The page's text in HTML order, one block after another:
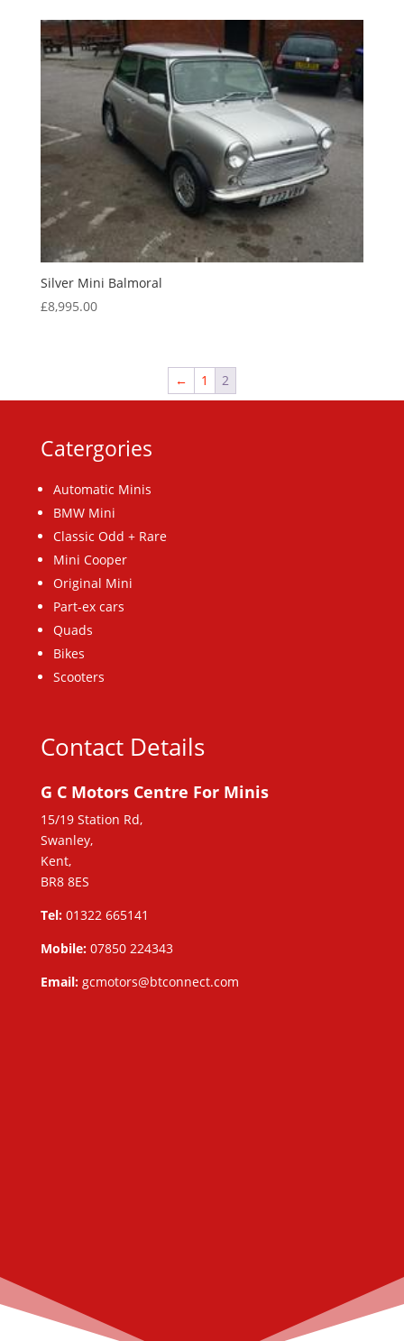
Silver Mini Balmoral
£8,995.00
← 1 2
Catergories
Automatic Minis
BMW Mini
Classic Odd + Rare
Mini Cooper
Original Mini
Part-ex cars
Quads
Bikes
Scooters
Contact Details
G C Motors Centre For Minis
15/19 Station Rd,
Swanley,
Kent,
BR8 8ES
Tel: 01322 665141
Mobile: 07850 224343
Email: gcmotors@btconnect.com